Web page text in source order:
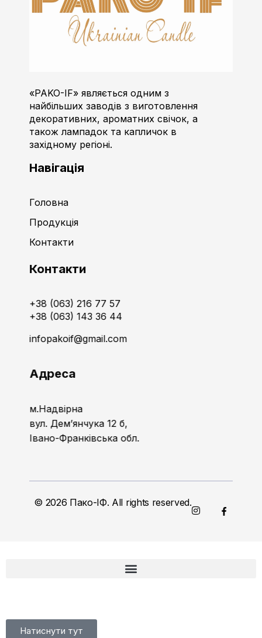
«PAKO-IF» являється одним з
найбільших заводів з виготовлення
декоративних, ароматних свічок, а
також лампадок та капличок в
західному регіоні.
Навігація
Головна
Продукція
Контакти
Контакти
+38 (063) 216 77 57
+38 (063) 143 36 44
infopakoif@gmail.com
Адреса
м.Надвірна
вул. Дем’янчука 12 б,
Івано-Франківська обл.
© 2026 Пако-ІФ. All rights reserved.
Натиснути тут